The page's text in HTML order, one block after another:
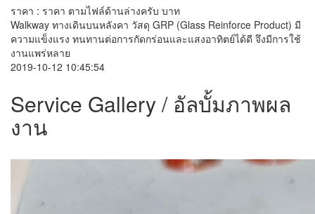
ราคา : ราคา ตามไฟล์ด้านล่างครับ บาท
Walkway ทางเดินบนหลังคา วัสดุ GRP (Glass Reinforce Product) มี
ความแข็งแรง ทนทานต่อการกัดกร่อนและแสงอาทิตย์ได้ดี จึงมีการใช้
งานแพร่หลาย
2019-10-12 10:45:54
Service Gallery / อัลบั้มภาพผล
งาน